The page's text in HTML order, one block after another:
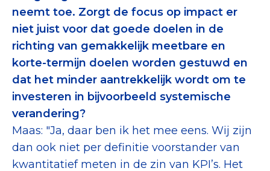
neemt toe. Zorgt de focus op impact er
niet juist voor dat goede doelen in de
richting van gemakkelijk meetbare en
korte-termijn doelen worden gestuwd en
dat het minder aantrekkelijk wordt om te
investeren in bijvoorbeeld systemische
verandering?
Maas: "Ja, daar ben ik het mee eens. Wij zijn
dan ook niet per definitie voorstander van
kwantitatief meten in de zin van KPI’s. Het